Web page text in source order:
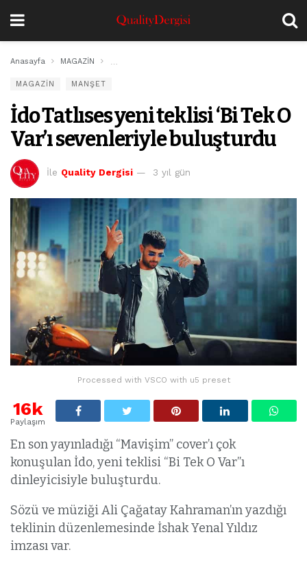
Anasayfa MAGAZİN
MAGAZİN MANŞET
İdo Tatlıses yeni teklisi ‘Bi Tek O
Var’ı sevenleriyle buluşturdu
İle Quality Dergisi 3 yıl gün
Processed with VSCO with u5 preset
16k
Paylaşım
En son yayınladığı “Mavişim” cover’ı çok
konuşulan İdo, yeni teklisi “Bi Tek O Var”ı
dinleyicisiyle buluşturdu.
Sözü ve müziği Ali Çağatay Kahraman’ın yazdığı
teklinin düzenlemesinde İshak Yenal Yıldız
imzası var.